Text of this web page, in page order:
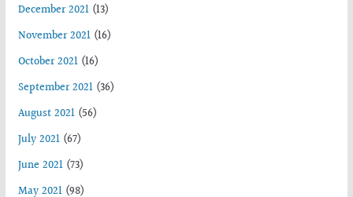
December 2021(13)
November 2021(16)
October 2021(16)
September 2021(36)
August 2021(56)
July 2021(67)
June 2021(73)
May 2021(98)